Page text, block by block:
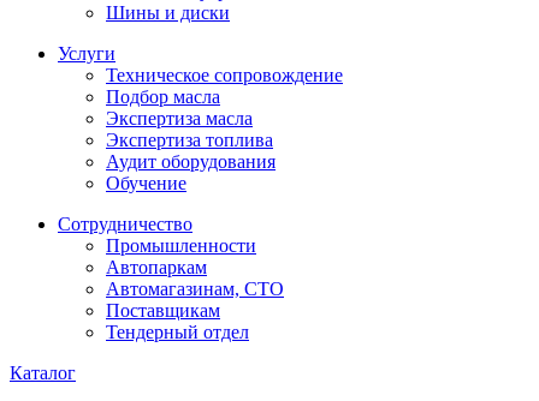
Шины и диски
Услуги
Техническое сопровождение
Подбор масла
Экспертиза масла
Экспертиза топлива
Аудит оборудования
Обучение
Сотрудничество
Промышленности
Автопаркам
Автомагазинам, СТО
Поставщикам
Тендерный отдел
Каталог